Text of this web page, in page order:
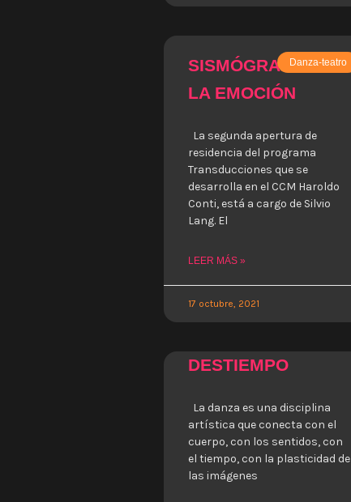
Danza-teatro
SISMÓGRAFXS DE
LA EMOCIÓN
La segunda apertura de
residencia del programa
Transducciones que se
desarrolla en el CCM Haroldo
Conti, está a cargo de Silvio
Lang. El
LEER MÁS »
17 octubre, 2021
DESTIEMPO
La danza es una disciplina
artística que conecta con el
cuerpo, con los sentidos, con
el tiempo, con la plasticidad de
las imágenes